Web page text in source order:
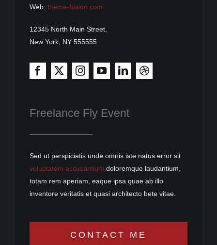
Web: theme-fusion.com
12345 North Main Street,
New York, NY 555555
Freelance Fly Event
Sed ut perspiciatis unde omnis iste natus error sit
voluptatem accusantium doloremque laudantium,
totam rem aperiam, eaque ipsa quae ab illo
inventore veritatis et quasi architecto bete vitae.
CONTACT ME